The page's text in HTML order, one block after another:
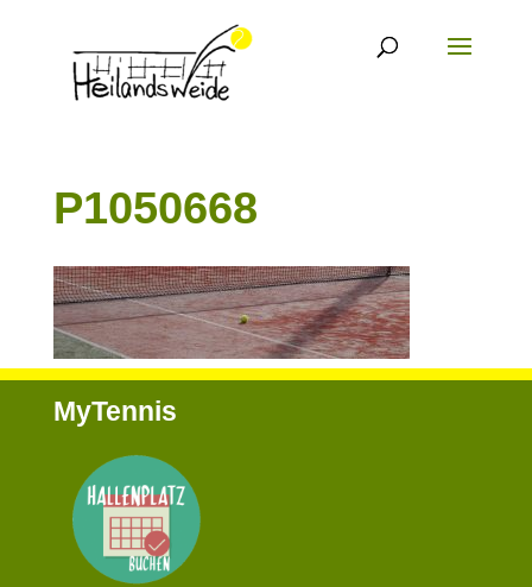
P1050668
MyTennis